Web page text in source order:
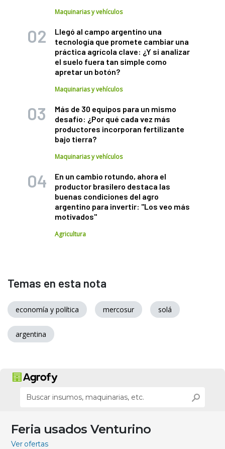
Maquinarias y vehículos
Llegó al campo argentino una
tecnología que promete cambiar una
práctica agrícola clave: ¿Y si analizar
el suelo fuera tan simple como
apretar un botón?
Maquinarias y vehículos
Más de 30 equipos para un mismo
desafío: ¿Por qué cada vez más
productores incorporan fertilizante
bajo tierra?
Maquinarias y vehículos
En un cambio rotundo, ahora el
productor brasilero destaca las
buenas condiciones del agro
argentino para invertir: "Los veo más
motivados"
Agricultura
Temas en esta nota
economía y política mercosur solá
argentina
Feria usados Venturino
Ver ofertas